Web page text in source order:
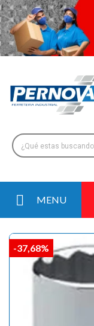
MENU
-37,68%